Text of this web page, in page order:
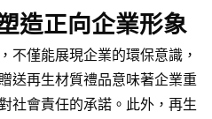
造正向企業形象
不僅能展現企業的環保意識，
送再生材質禮品意味著企業重
社會責任的承諾。此外，再生